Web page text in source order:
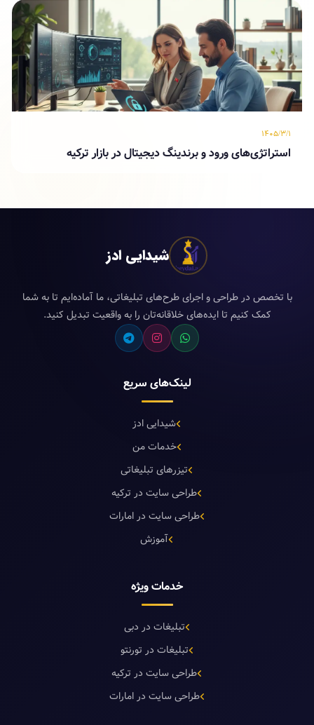
۱۴۰۵/۳/۱
استراتژی‌های ورود و برندینگ دیجیتال در بازار ترکیه
شیدایی ادز
با تخصص در طراحی و اجرای طرح‌های تبلیغاتی، ما آماده‌ایم تا به شما
کمک کنیم تا ایده‌های خلاقانه‌تان را به واقعیت تبدیل کنید.
لینک‌های سریع
شیدایی ادز
خدمات من
تیزرهای تبلیغاتی
طراحی سایت در ترکیه
طراحی سایت در امارات
آموزش
خدمات ویژه
تبلیغات در دبی
تبلیغات در تورنتو
طراحی سایت در ترکیه
طراحی سایت در امارات